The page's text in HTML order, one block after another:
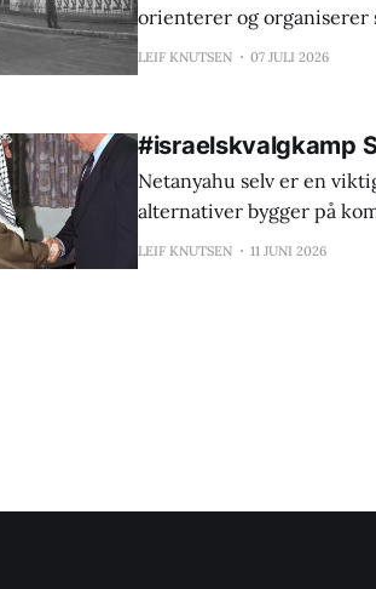
orienterer og organiserer
politikk
LEIF KNUTSEN 07 JULI 2026
#israelskvalgkamp
Netanyahu selv er en
alternativer bygger på
LEIF KNUTSEN 11 JUNI 2026